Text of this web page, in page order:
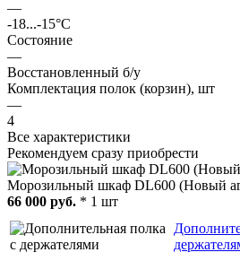
—
-18...-15°C
Состояние
—
Восстановленный б/у
Комплектация полок (корзин), шт
—
4
Все характеристики
Рекомендуем сразу приобрести
Морозильный шкаф DL600 (Новый
66 000 руб. * 1 шт